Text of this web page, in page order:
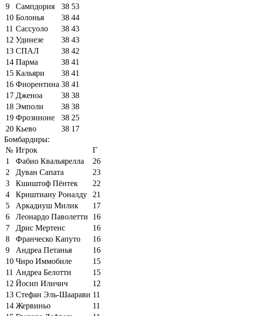
9
Сампдория 38 53
10 Болонья 38 44
11 Сассуоло 38 43
12 Удинезе 38 43
13 СПАЛ 38 42
14 Парма 38 41
15 Кальяри 38 41
16 Фиорентина 38 41
17 Дженоа 38 38
18 Эмполи 38 38
19 Фрозиноне 38 25
20 Кьево 38 17
Бомбардиры:
№ Игрок
Г
1
Фабио Квальярелла
26
2
Дуван Сапата
23
3
Кшиштоф Пёнтек
22
4
Криштиану Роналду
21
5
Аркадиуш Милик
17
6
Леонардо Паволетти
16
7
Дрис Мертенс
16
8
Франческо Капуто
16
9
Андреа Петанья
16
10 Чиро Иммобиле
15
11 Андреа Белотти
15
12 Йосип Иличич
12
13 Стефан Эль-Шаарави 11
14 Жервиньо
11